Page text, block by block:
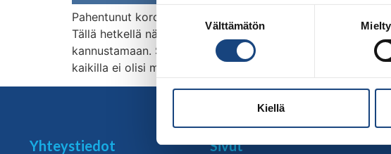
Suostumuksen
valinta
Välttämätön
Kiellä
Pahentunut koronatilanne aiheuttaa yhä haasteita
Tällä hetkellä näyttää siltiä, että kilpailua ei olisi
kannustamaan. SM-kilpailujen merkittävyyden vuoksi
kaikilla ei olisi mahdollisuutta osallistua tapahtumaan.
Yhteystiedot Sivut